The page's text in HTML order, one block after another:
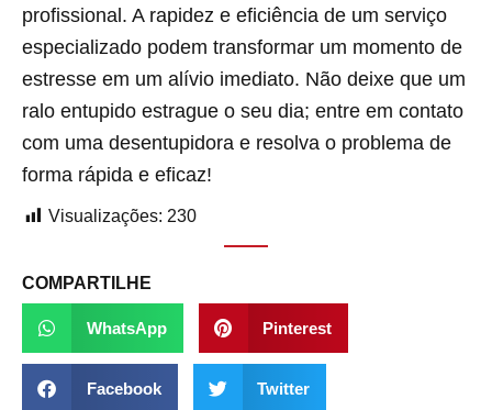
profissional. A rapidez e eficiência de um serviço
especializado podem transformar um momento de
estresse em um alívio imediato. Não deixe que um
ralo entupido estrague o seu dia; entre em contato
com uma desentupidora e resolva o problema de
forma rápida e eficaz!
Visualizações: 230
COMPARTILHE
WhatsApp Pinterest
Facebook Twitter